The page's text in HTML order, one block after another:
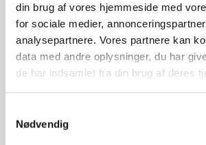
din brug af vores hjemmeside med
for sociale medier,
analysepartnere. Vores partnere kan
data med andre oplysninger, du har
de har indsamlet fra din brug af deres
Nødvendig
Vi prismatcher - Klik her
Relaterede varer